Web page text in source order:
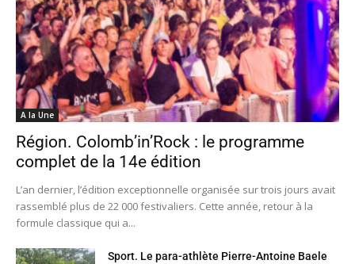
A la Une
Région. Colomb’in’Rock : le programme
complet de la 14e édition
L’an dernier, l’édition exceptionnelle organisée sur trois jours avait
rassemblé plus de 22 000 festivaliers. Cette année, retour à la
formule classique qui a...
Sport. Le para-athlète Pierre-Antoine Baele